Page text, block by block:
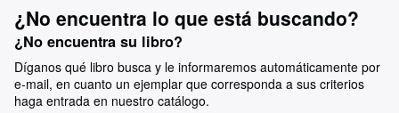
¿No encuentra lo que está buscando?
¿No encuentra su libro?
Díganos qué libro busca y le informaremos automáticamente por
e-mail, en cuanto un ejemplar que corresponda a sus criterios
haga entrada en nuestro catálogo.